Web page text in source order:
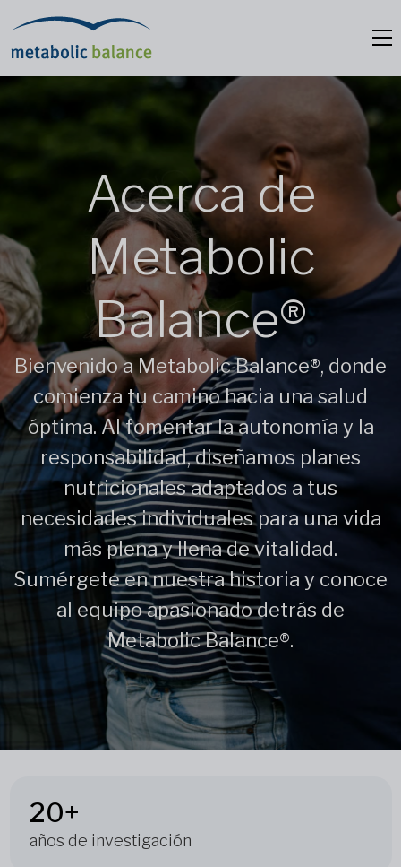
Acerca de
Metabolic
Balance®
Bienvenido a Metabolic Balance®, donde
comienza tu camino hacia una salud
óptima. Al fomentar la autonomía y la
responsabilidad, diseñamos planes
nutricionales adaptados a tus
necesidades individuales para una vida
más plena y llena de vitalidad.
Sumérgete en nuestra historia y conoce
al equipo apasionado detrás de
Metabolic Balance®.
20+
años de investigación